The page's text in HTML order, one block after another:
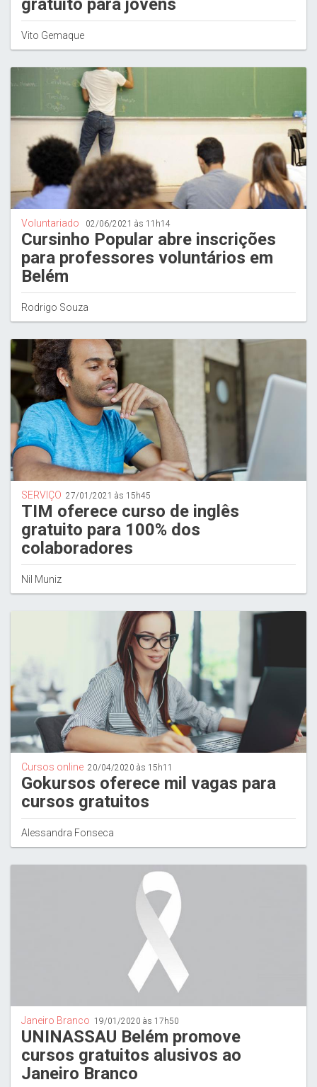
gratuito para jovens
Vito Gemaque
Voluntariado 02/06/2021 às 11h14
Cursinho Popular abre inscrições
para professores voluntários em
Belém
Rodrigo Souza
SERVIÇO 27/01/2021 às 15h45
TIM oferece curso de inglês
gratuito para 100% dos
colaboradores
Nil Muniz
Cursos online 20/04/2020 às 15h11
Gokursos oferece mil vagas para
cursos gratuitos
Alessandra Fonseca
Janeiro Branco 19/01/2020 às 17h50
UNINASSAU Belém promove
cursos gratuitos alusivos ao
Janeiro Branco